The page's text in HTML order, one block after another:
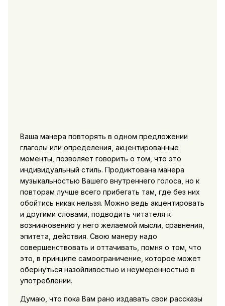
Ваша манера повторять в одном предложении
глаголы или определения, акцентированные
моменты, позволяет говорить о том, что это
индивидуальный стиль. Продиктована манера
музыкальностью Вашего внутреннего голоса, но к
повторам лучше всего прибегать там, где без них
обойтись никак нельзя. Можно ведь акцентировать
и другими словами, подводить читателя к
возникновению у него желаемой мысли, сравнения,
эпитета, действия. Свою манеру надо
совершенствовать и оттачивать, помня о том, что
это, в принципе самоограничение, которое может
обернуться назойливостью и неумеренностью в
употреблении.
Думаю, что пока Вам рано издавать свои рассказы